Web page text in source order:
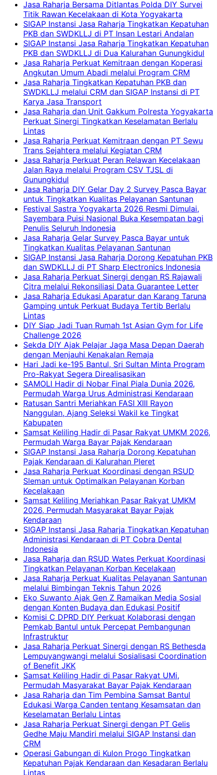
Jasa Raharja Bersama Ditlantas Polda DIY Survei
Titik Rawan Kecelakaan di Kota Yogyakarta
SIGAP Instansi Jasa Raharja Tingkatkan Kepatuhan
PKB dan SWDKLLJ di PT Insan Lestari Andalan
SIGAP Instansi Jasa Raharja Tingkatkan Kepatuhan
PKB dan SWDKLLJ di Dua Kalurahan Gunungkidul
Jasa Raharja Perkuat Kemitraan dengan Koperasi
Angkutan Umum Abadi melalui Program CRM
Jasa Raharja Tingkatkan Kepatuhan PKB dan
SWDKLLJ melalui CRM dan SIGAP Instansi di PT
Karya Jasa Transport
Jasa Raharja dan Unit Gakkum Polresta Yogyakarta
Perkuat Sinergi Tingkatkan Keselamatan Berlalu
Lintas
Jasa Raharja Perkuat Kemitraan dengan PT Sewu
Trans Sejahtera melalui Kegiatan CRM
Jasa Raharja Perkuat Peran Relawan Kecelakaan
Jalan Raya melalui Program CSV TJSL di
Gunungkidul
Jasa Raharja DIY Gelar Day 2 Survey Pasca Bayar
untuk Tingkatkan Kualitas Pelayanan Santunan
Festival Sastra Yogyakarta 2026 Resmi Dimulai,
Sayembara Puisi Nasional Buka Kesempatan bagi
Penulis Seluruh Indonesia
Jasa Raharja Gelar Survey Pasca Bayar untuk
Tingkatkan Kualitas Pelayanan Santunan
SIGAP Instansi Jasa Raharja Dorong Kepatuhan PKB
dan SWDKLLJ di PT Sharp Electronics Indonesia
Jasa Raharja Perkuat Sinergi dengan RS Rajawali
Citra melalui Rekonsiliasi Data Guarantee Letter
Jasa Raharja Edukasi Aparatur dan Karang Taruna
Gamping untuk Perkuat Budaya Tertib Berlalu
Lintas
DIY Siap Jadi Tuan Rumah 1st Asian Gym for Life
Challenge 2026
Sekda DIY Ajak Pelajar Jaga Masa Depan Daerah
dengan Menjauhi Kenakalan Remaja
Hari Jadi ke-195 Bantul, Sri Sultan Minta Program
Pro-Rakyat Segera Direalisasikan
SAMOLI Hadir di Nobar Final Piala Dunia 2026,
Permudah Warga Urus Administrasi Kendaraan
Ratusan Santri Meriahkan FASI XIII Rayon
Nanggulan, Ajang Seleksi Wakil ke Tingkat
Kabupaten
Samsat Keliling Hadir di Pasar Rakyat UMKM 2026,
Permudah Warga Bayar Pajak Kendaraan
SIGAP Instansi Jasa Raharja Dorong Kepatuhan
Pajak Kendaraan di Kalurahan Pleret
Jasa Raharja Perkuat Koordinasi dengan RSUD
Sleman untuk Optimalkan Pelayanan Korban
Kecelakaan
Samsat Keliling Meriahkan Pasar Rakyat UMKM
2026, Permudah Masyarakat Bayar Pajak
Kendaraan
SIGAP Instansi Jasa Raharja Tingkatkan Kepatuhan
Administrasi Kendaraan di PT Cobra Dental
Indonesia
Jasa Raharja dan RSUD Wates Perkuat Koordinasi
Tingkatkan Pelayanan Korban Kecelakaan
Jasa Raharja Perkuat Kualitas Pelayanan Santunan
melalui Bimbingan Teknis Tahun 2026
Eko Suwanto Ajak Gen Z Ramaikan Media Sosial
dengan Konten Budaya dan Edukasi Positif
Komisi C DPRD DIY Perkuat Kolaborasi dengan
Pemkab Bantul untuk Percepat Pembangunan
Infrastruktur
Jasa Raharja Perkuat Sinergi dengan RS Bethesda
Lempuyangwangi melalui Sosialisasi Coordination
of Benefit JKK
Samsat Keliling Hadir di Pasar Rakyat UMi,
Permudah Masyarakat Bayar Pajak Kendaraan
Jasa Raharja dan Tim Pembina Samsat Bantul
Edukasi Warga Canden tentang Kesamsatan dan
Keselamatan Berlalu Lintas
Jasa Raharja Perkuat Sinergi dengan PT Gelis
Gedhe Maju Mandiri melalui SIGAP Instansi dan
CRM
Operasi Gabungan di Kulon Progo Tingkatkan
Kepatuhan Pajak Kendaraan dan Kesadaran Berlalu
Lintas